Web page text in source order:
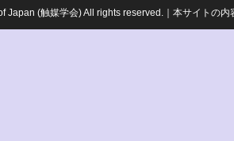
(触媒学会) All rights reserved.｜本サイトの内